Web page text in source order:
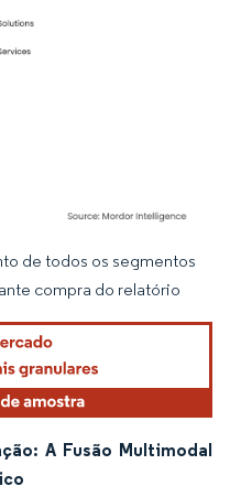
atribuição conforme CC BY 4.0.
de todos os segmentos
compra do relatório
A Fusão Multimodal